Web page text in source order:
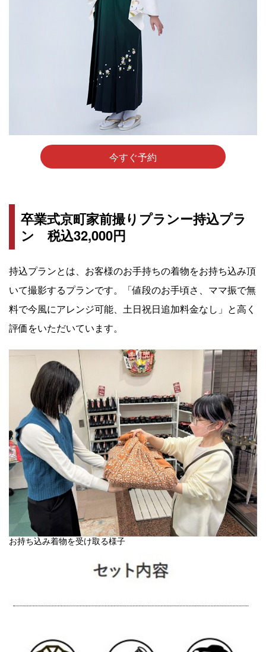
今すぐ予約
卒業式京町家前撮りプランー持込プラ
ン 税込32,000円
持込プランとは、お客様のお手持ちの着物をお持ち込み頂
いて撮影するプランです。「値段のお手頃さ、ママ振で無
料で今風にアレンジ可能、土日祝日追加料金なし」と高く
評価をいただいています。
お持ち込み着物を受け取る様子